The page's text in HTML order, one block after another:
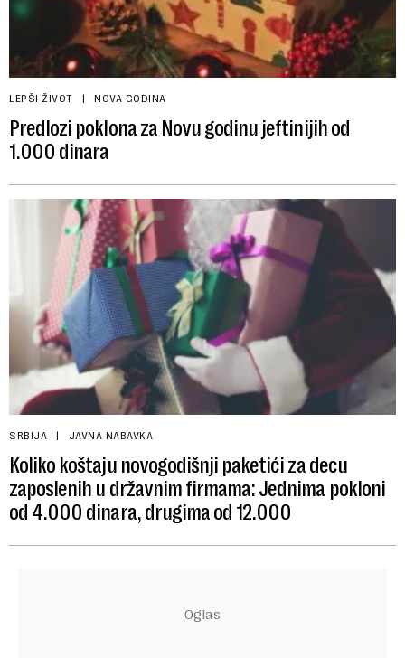
LEPŠI ŽIVOT NOVA GODINA
Predlozi poklona za Novu godinu jeftinijih od
1.000 dinara
SRBIJA JAVNA NABAVKA
Koliko koštaju novogodišnji paketići za decu
zaposlenih u državnim firmama: Jednima pokloni
od 4.000 dinara, drugima od 12.000